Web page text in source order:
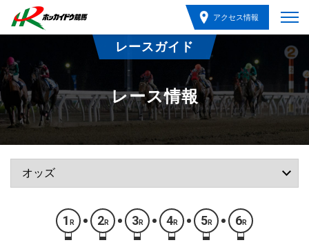
アクセス情報
レースガイド
レース情報
1 R 2R 3R 4R 5R 6R